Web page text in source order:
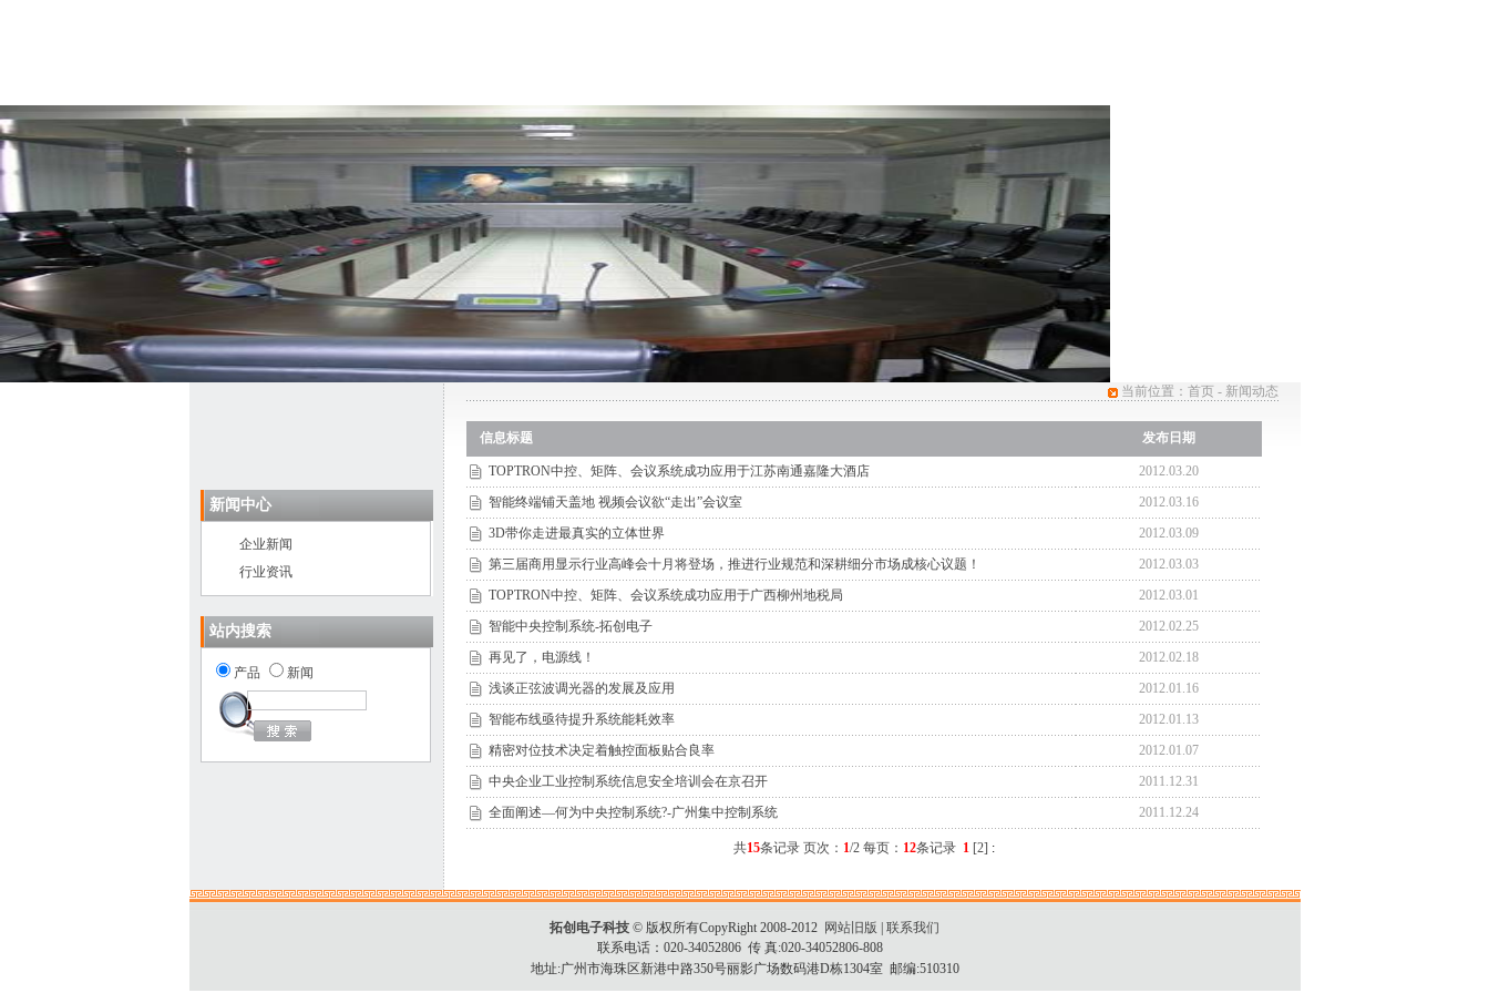
新闻中心
企业新闻
行业资讯
站内搜索
产品 新闻
当前位置： 首页- 新闻动态
信息标题 发布日期
TOPTRON中控、矩阵、会议系统成功应用于江苏南通嘉隆大酒店
2012.03.20
智能终端铺天盖地 视频会议欲“走出”会议室
2012.03.16
3D带你走进最真实的立体世界
2012.03.09
第三届商用显示行业高峰会十月将登场，推进行业规范和深耕细分市场成核心议题！
2012.03.03
TOPTRON中控、矩阵、会议系统成功应用于广西柳州地税局
2012.03.01
智能中央控制系统-拓创电子
2012.02.25
再见了，电源线！
2012.02.18
浅谈正弦波调光器的发展及应用
2012.01.16
智能布线亟待提升系统能耗效率
2012.01.13
精密对位技术决定着触控面板贴合良率
2012.01.07
中央企业工业控制系统信息安全培训会在京召开
2011.12.31
全面阐述—何为中央控制系统?-广州集中控制系统
2011.12.24
共15条记录 页次： 1/2 每页： 12条记录 1[2] :
拓创电子科技 © 版权所有CopyRight 2008-2012 网站旧版
联系我们
联系电话：020-34052806 传 真:020-34052806-808
地址:广州市海珠区新港中路350号丽影广场数码港D栋1304室 邮编:510310